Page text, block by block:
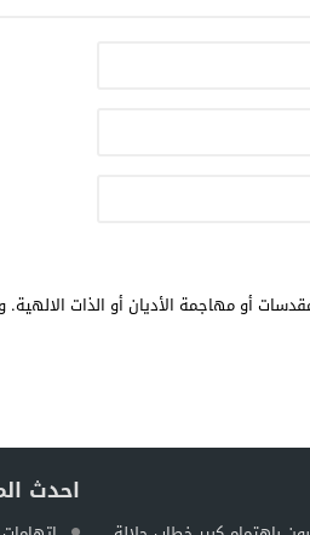
أو مهاجمة الأديان أو الذات
احدث